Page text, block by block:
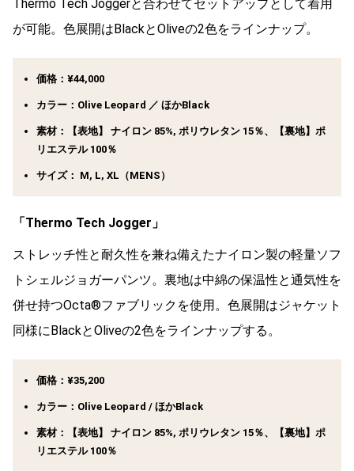
Thermo Tech Joggerと合わせてセットアップとして着用
が可能。色展開はBlackとOliveの2色をラインナップ。
価格：¥44,000
カラー：Olive Leopard ／ ほかBlack
素材：【表地】 ナイロン 85%, ポリウレタン 15％、【裏地】ポ
リエステル 100％
サイズ： M, L, XL（MENS）
「 Thermo Tech Jogger 」
ストレッチ性と耐久性を兼ね備えたナイロン製の軽量ソフ
トシェルジョガーパンツ。裏地は中綿の保温性と通気性を
併せ持つOcta®ファブリックを使用。色展開はジャケット
同様にBlackとOliveの2色をラインナップする。
価格：¥35,200
カラー：Olive Leopard / ほかBlack
素材：【表地】 ナイロン 85%, ポリウレタン 15％、【裏地】ポ
リエステル 100％